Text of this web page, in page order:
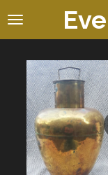
Ga
hoofdinhoud